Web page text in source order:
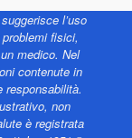
l’uso
fisici,
medico. Nel
contenute in
non
è registrata